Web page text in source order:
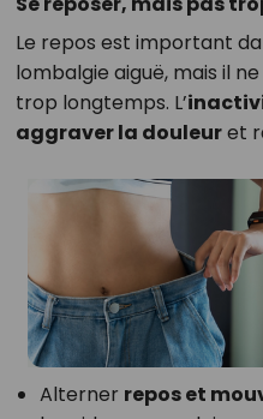
Le repos est important
lombalgie aiguë, mais il
trop longtemps. L’
aggraver la douleuret
Alterner repos et